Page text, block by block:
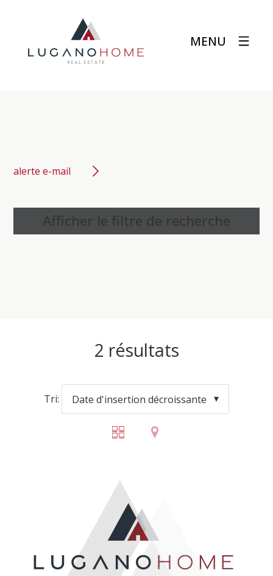
MENU
alerte e-mail
Afficher le filtre de recherche
2 résultats
Tri: Date d'insertion décroissante